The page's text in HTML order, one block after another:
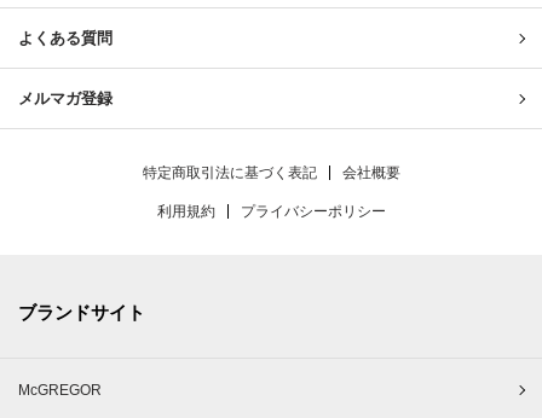
よくある質問
メルマガ登録
特定商取引法に基づく表記 会社概要
利用規約 プライバシーポリシー
ブランドサイト
McGREGOR